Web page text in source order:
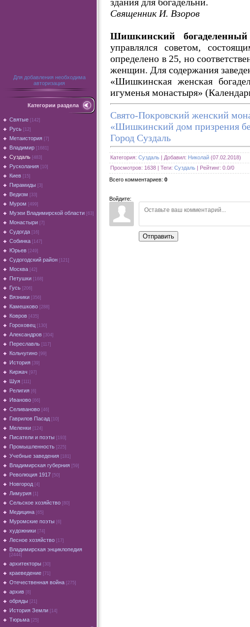
Для добавления необходима
авторизация
Категории раздела
Святые [142]
Русь [12]
Метаистория [7]
Владимир [1681]
Суздаль [483]
Русколания [10]
Киев [15]
Пирамиды [3]
Ведизм [33]
Муром [499]
Музеи Владимирской области [63]
Монастыри [7]
Судогда [16]
Собинка [147]
Юрьев [249]
Судогодский район [121]
Москва [42]
Петушки [168]
Гусь [206]
Вязники [356]
Камешково [288]
Ковров [435]
Гороховец [130]
Александров [304]
Переславль [117]
Кольчугино [99]
История [39]
Киржач [97]
Шуя [111]
Религия [6]
Иваново [66]
Селиваново [46]
Гаврилов Пасад [10]
Меленки [124]
Писатели и поэты [193]
Промышленность [225]
Учебные заведения [181]
Владимирская губерния [59]
Революция 1917 [50]
Новгород [4]
Лимурия [1]
Сельское хозяйство [80]
Медицина [65]
Муромские поэты [6]
художники [74]
Лесное хозяйство [17]
Владимирская энциклопедия
[2444]
архитекторы [30]
краеведение [71]
Отечественная война [275]
архив [8]
обряды [21]
История Земли [14]
Тюрьма [25]
Священник И. Взоров
Шишкинский
управлялся советом,
определено в 25, но
женщин. Для содержания
«Шишкинская женская
игуменья монастыря»
Свято-Покровский женский
«Шишкинский дом призрения
Город Суздаль
Категория: Суздаль | Добавил: Николай (07.02.2018)
Просмотров: 1638 | Теги: Суздаль | Рейтинг: 0.0/0
Всего комментариев: 0
Войдите:
Отправить